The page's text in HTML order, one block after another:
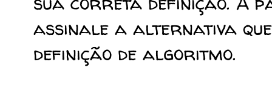
assinale a alternativa
definição de algoritmo.